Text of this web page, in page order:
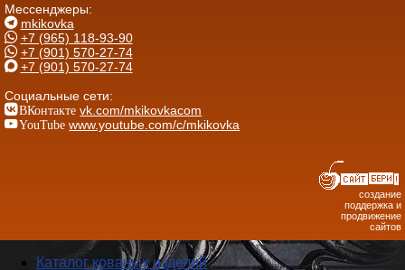
Мессенджеры:
mkikovka
+7 (965) 118-93-90
+7 (901) 570-27-74
+7 (901) 570-27-74
Социальные сети:
ВКонтакте vk.com/mkikovkacom
YouTube www.youtube.com/c/mkikovka
создание
поддержка и
продвижение
сайтов
Каталог кованых изделий